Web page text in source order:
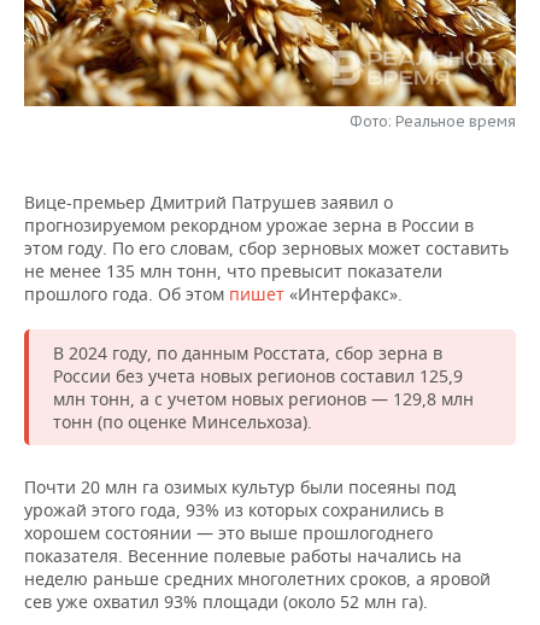
НЕФТЕХИМИЯ
НЕФТЬ
РОЗНИЧНАЯ ТОРГОВЛЯ
ТРАНСПОРТ
НОВОСТИ ТЕХНОЛОГИЙ
IT
ТЕЛЕКОММУНИКАЦИИ
МЕРОПРИЯТИЯ
НОВОСТИ МЕРОПРИЯТИЙ
БИЗНЕС-БРАНЧИ
ONLINE-КОНФЕРЕНЦИИ
СПОРТ
ФУТБОЛ
ХОККЕЙ
ВОЛЕЙБОЛ
КИБЕРСПОРТ
ФИГУРНОЕ КАТАНИЕ
ВОДНЫЕ ВИДЫ СПОРТА
ХОККЕЙ С МЯЧОМ
НОВОСТИ ОБЩЕСТВА
ВЛАСТЬ
ИСТОРИЯ
КУЛЬТУРА
МЕДИЦИНА
ОБРАЗОВАНИЕ
ПРОИСШЕСТВИЯ
ФОТОГАЛЕРЕЯ
СЮЖЕТЫ
СПРАВОЧНИК
СПИСОК ПЕРСОН
СПИСОК КОМПАНИЙ
ПОЛНАЯ ВЕРСИЯ
Фото: Реальное время
Вице-премьер Дмитрий Патрушев заявил о
прогнозируемом рекордном урожае зерна в России в
этом году. По его словам, сбор зерновых может составить
не менее 135 млн тонн, что превысит показатели
прошлого года. Об этом пишет «Интерфакс».
В 2024 году, по данным Росстата, сбор зерна в
России без учета новых регионов составил 125,9
млн тонн, а с учетом новых регионов — 129,8 млн
тонн (по оценке Минсельхоза).
Почти 20 млн га озимых культур были посеяны под
урожай этого года, 93% из которых сохранились в
хорошем состоянии — это выше прошлогоднего
показателя. Весенние полевые работы начались на
неделю раньше средних многолетних сроков, а яровой
сев уже охватил 93% площади (около 52 млн га).